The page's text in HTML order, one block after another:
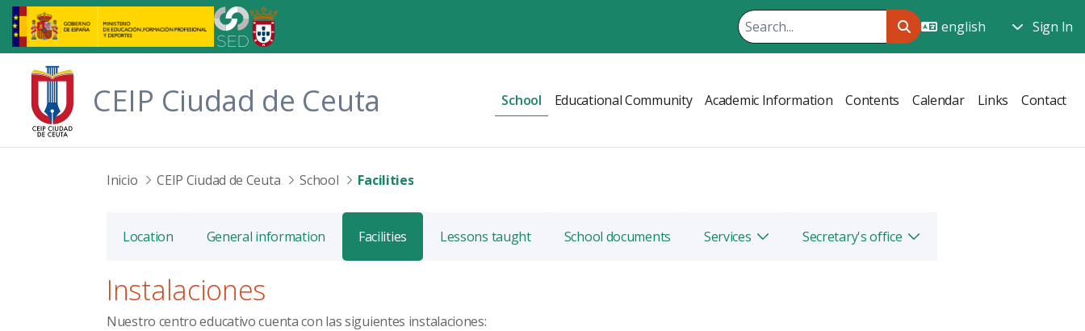
Skip to Main Content
Sign In
CEIP Ciudad de Ceuta School Educational Community Academic Information Contents Calendar Links Contact
Inicio CEIP Ciudad de Ceuta School Facilities
Location General information Facilities Lessons taught School documents Services ToggleSecretary's office Toggle
Instalaciones
Nuestro centro educativo cuenta con las siguientes instalaciones: